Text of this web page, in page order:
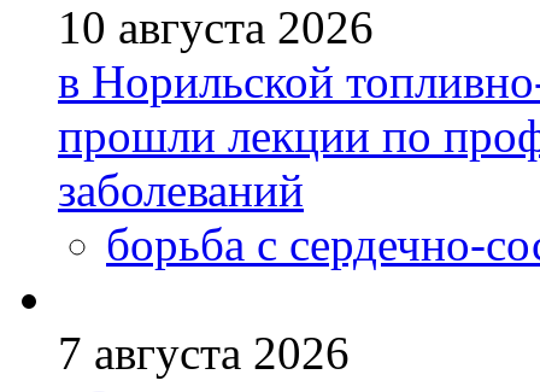
10 августа 2026
в Норильской
прошли лекции по
заболеваний
борьба с сердечно-
7 августа 2026